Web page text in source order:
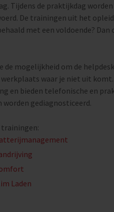
Tijdens de praktijkdag worden
De trainingen uit het
met een voldoende? Dan
de mogelijkheid om de
waar je niet uit komt.
en bieden telefonische en
gediagnosticeerd.
trainingen:
Laden